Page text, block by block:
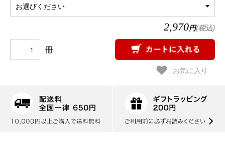
お選びください
2,970円(税込)
冊
お気に入り